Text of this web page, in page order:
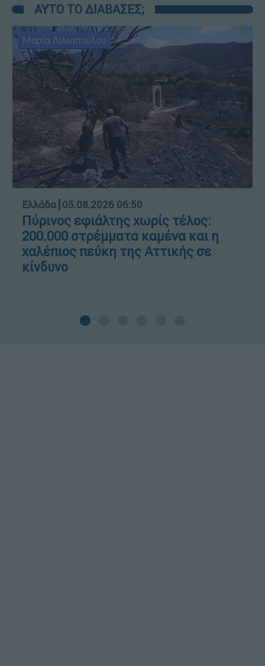
ΑΥΤΟ ΤΟ ΔΙΑΒΑΣΕΣ;
Μαρία Λιλιοπούλου
Ελλάδα┋05.08.2026 06:50
Πύρινος εφιάλτης χωρίς τέλος:
200.000 στρέμματα καμένα και η
χαλέπιος πεύκη της Αττικής σε
κίνδυνο